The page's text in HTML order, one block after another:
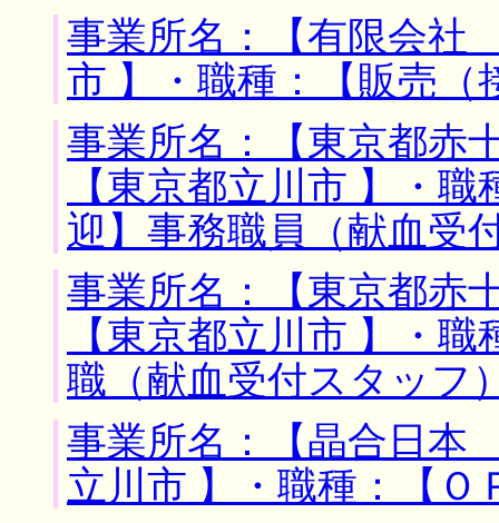
事業所名：【有限会社
市 】・職種：【販売（
事業所名：【東京都赤
【東京都立川市 】・
迎】事務職員（献血受
事業所名：【東京都赤
【東京都立川市 】・
職（献血受付スタッフ
事業所名：【晶合日本
立川市 】・職種：【